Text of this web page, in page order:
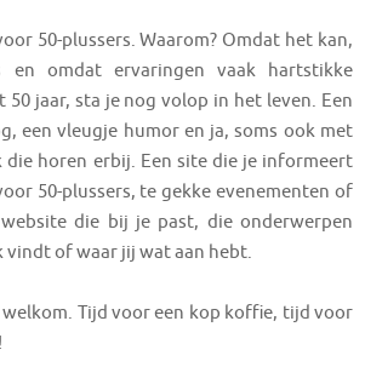
50-plussers. Waarom? Omdat het kan,
omdat ervaringen vaak hartstikke
50 jaar, sta je nog volop in het leven. Een
een vleugje humor en ja, soms ook met
die horen erbij. Een site die je informeert
50-plussers, te gekke evenementen of
die bij je past, die onderwerpen
vindt of waar jij wat aan hebt.
Tijd voor een kop koffie, tijd voor